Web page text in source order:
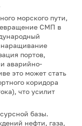
морского пути,
СМП в
наращивание
портов,
и аварийно-
это может стать
коридора
что усилит
базы.
нефти, газа,